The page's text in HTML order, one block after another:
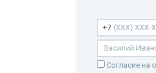
Cогласие на